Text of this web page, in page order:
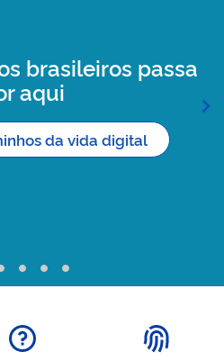
brasileiros passa
aqui
da vida digital
Exemplo
Rótulo
2
Exemplo
Rótulo
3
Exemplo
Exemplo